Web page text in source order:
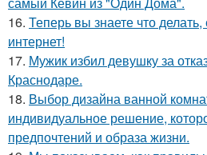
16. Теперь вы знаете что
интернет!
17. Мужик избил девушку за
Краснодаре.
18. Выбор дизайна ванной
индивидуальное решение,
предпочтений и образа жизни.